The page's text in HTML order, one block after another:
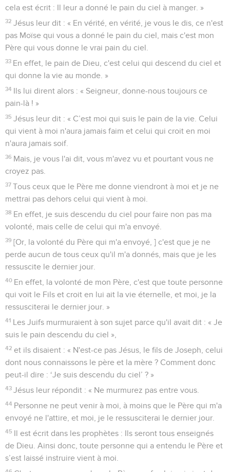
cela est écrit : Il leur a donné le pain du ciel à manger. »
32 Jésus leur dit : « En vérité, en vérité, je vous le dis, ce n'est
pas Moïse qui vous a donné le pain du ciel, mais c'est mon
Père qui vous donne le vrai pain du ciel.
33 En effet, le pain de Dieu, c'est celui qui descend du ciel et
qui donne la vie au monde. »
34 Ils lui dirent alors : « Seigneur, donne-nous toujours ce
pain-là ! »
35 Jésus leur dit : « C’est moi qui suis le pain de la vie. Celui
qui vient à moi n'aura jamais faim et celui qui croit en moi
n'aura jamais soif.
36 Mais, je vous l'ai dit, vous m'avez vu et pourtant vous ne
croyez pas.
37 Tous ceux que le Père me donne viendront à moi et je ne
mettrai pas dehors celui qui vient à moi.
38 En effet, je suis descendu du ciel pour faire non pas ma
volonté, mais celle de celui qui m'a envoyé.
39 [Or, la volonté du Père qui m'a envoyé, ] c'est que je ne
perde aucun de tous ceux qu'il m'a donnés, mais que je les
ressuscite le dernier jour.
40 En effet, la volonté de mon Père, c'est que toute personne
qui voit le Fils et croit en lui ait la vie éternelle, et moi, je la
ressusciterai le dernier jour. »
41 Les Juifs murmuraient à son sujet parce qu'il avait dit : « Je
suis le pain descendu du ciel »,
42 et ils disaient : « N'est-ce pas Jésus, le fils de Joseph, celui
dont nous connaissons le père et la mère ? Comment donc
peut-il dire : ‘Je suis descendu du ciel’ ? »
43 Jésus leur répondit : « Ne murmurez pas entre vous.
44 Personne ne peut venir à moi, à moins que le Père qui m'a
envoyé ne l'attire, et moi, je le ressusciterai le dernier jour.
45 Il est écrit dans les prophètes : Ils seront tous enseignés
de Dieu. Ainsi donc, toute personne qui a entendu le Père et
s’est laissé instruire vient à moi.